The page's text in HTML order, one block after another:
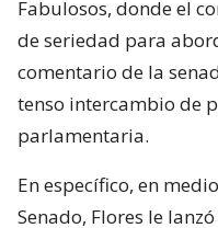
Fabulosos, donde el
de seriedad para
comentario de la
tenso intercambio de
parlamentaria.
En específico, en
Senado, Flores le